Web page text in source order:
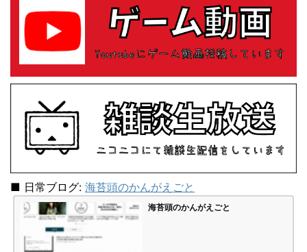
■ 日常ブログ: 海苔頭のかんがえごと
海苔頭のかんがえごと